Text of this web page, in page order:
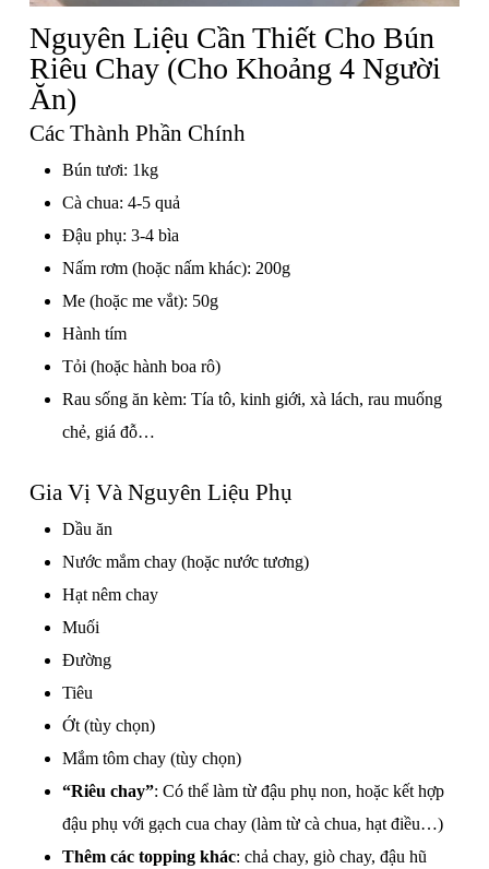
Nguyên Liệu Cần Thiết Cho Bún
Riêu Chay (cho Khoảng 4 Người
Ăn)
Các Thành Phần Chính
Bún tươi: 1kg
Cà chua: 4-5 quả
Đậu phụ: 3-4 bìa
Nấm rơm (hoặc nấm khác): 200g
Me (hoặc me vắt): 50g
Hành tím
Tỏi (hoặc hành boa rô)
Rau sống ăn kèm: Tía tô, kinh giới, xà lách, rau muống
chẻ, giá đỗ…
Gia Vị Và Nguyên Liệu Phụ
Dầu ăn
Nước mắm chay (hoặc nước tương)
Hạt nêm chay
Muối
Đường
Tiêu
Ớt (tùy chọn)
Mắm tôm chay (tùy chọn)
“Riêu chay”: Có thể làm từ đậu phụ non, hoặc kết hợp
đậu phụ với gạch cua chay (làm từ cà chua, hạt điều…)
Thêm các topping khác: chả chay, giò chay, đậu hũ